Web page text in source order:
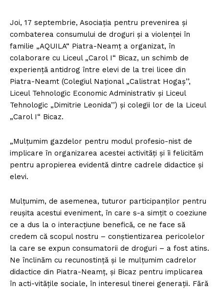
Joi, 17 septembrie, Asociaţia pentru prevenirea şi
combaterea consumului de droguri şi a violenţei în
familie „AQUILA“ Piatra-Neamţ a organizat, în
colaborare cu Liceul „Carol I“ Bicaz, un schimb de
experienţă antidrog între elevi de la trei licee din
Piatra-Neamt (Colegiul Naţional „Calistrat Hogaş’’,
Liceul Tehnologic Economic Administrativ şi Liceul
Tehnologic „Dimitrie Leonida’’) şi colegii lor de la Liceul
„Carol I“ Bicaz.
„Mulţumim gazdelor pentru modul profesio-nist de
implicare în organizarea acestei activităţi şi îi felicităm
pentru apropierea evidentă dintre cadrele didactice şi
elevi.
Mulţumim, de asemenea, tuturor participanţilor pentru
reuşita acestui eveniment, în care s-a simţit o coeziune
ce a dus la o interacţiune benefică, ce ne face să
credem că scopul nostru – conştientizarea pericolelor
la care se expun consumatorii de droguri – a fost atins.
Ne înclinăm cu recunostinţă şi le mulţumim cadrelor
didactice din Piatra-Neamţ, şi Bicaz pentru implicarea
în acti-vităţile sociale, în interesul tinerei generaţii. Fără